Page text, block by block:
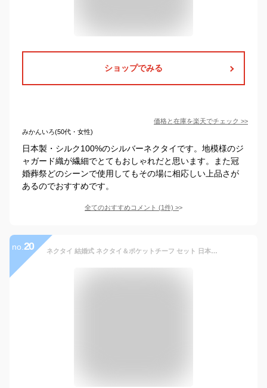
ショップでみる
価格と在庫を楽天でチェック >>
みかんいろ(50代・女性)
日本製・シルク100%のシルバーネクタイです。地模様のジ
ャガード織が繊細でとてもおしゃれだと思います。また冠
婚葬祭どのシーンで使用してもその場に相応しい上品さが
あるのでおすすめです。
全てのおすすめコメント (1件) >
no. 20 ネクタイ 結婚式 ネクタイ＆ポケットチーフ セット 日本製 シルク フォーマル シルバーグレー系ネクタイ 選べる幅 レギュラー ナローネクタイ センスが光る6柄 おしゃれ 披露宴 ギフト プレゼント 入学式